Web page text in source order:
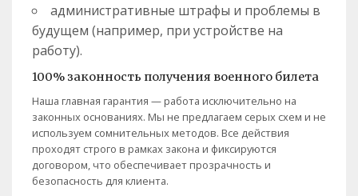
административные штрафы и проблемы в
будущем (например, при устройстве на
работу).
100% законность получения военного билета
Наша главная гарантия — работа исключительно на
законных основаниях. Мы не предлагаем серых схем и не
используем сомнительных методов. Все действия
проходят строго в рамках закона и фиксируются
договором, что обеспечивает прозрачность и
безопасность для клиента.